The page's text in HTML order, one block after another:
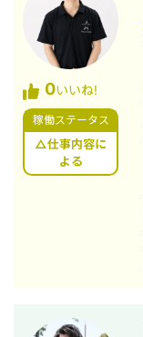
0いいね!
稼働ステータス
△仕事内容に
よる